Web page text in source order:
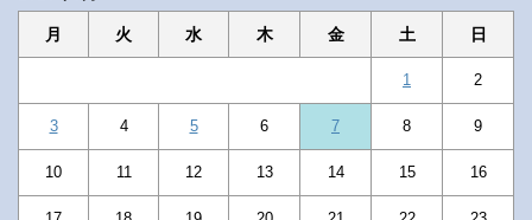
月 火 水 木 金 土 日
1 2
3 4 5 6 7 8 9
10 11 12 13 14 15 16